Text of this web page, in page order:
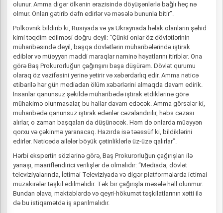
olunur. Amma digər ölkənin ərazisində döyüşənlərlə bağlı heç nə
olmur. Onları gətirib dəfn edirlər və məsələ bununla bitir”.
Polkovnik bildirib ki, Rusiyada və ya Ukraynada həlak olanların şəhid
kimi təqdim edilməsi doğru deyil: “Çünki onlar öz dövlətlərinin
müharibəsində deyil, başqa dövlətlərin müharibələrində iştirak
ediblər və müəyyən maddi maraqlar naminə həyatlarını itiriblər. Ona
görə Baş Prokurorluğun çağırışını başa düşürəm. Dövlət qurumu
olaraq öz vəzifəsini yerinə yetirir və xəbərdarlıq edir. Amma nəticə
etibarilə hər gün mediadan ölüm xəbərlərini almaqda davam edirik.
İnsanlar qanunsuz şəkildə müharibədə iştirak etdiklərinə görə
mühakimə olunmasalar, bu hallar davam edəcək. Amma görsələr ki,
müharibədə qanunsuz iştirak edənlər cəzalandırılır, həbs cəzası
alırlar, o zaman başqaları da düşünəcək. Həm də onlarda müəyyən
qorxu və çəkinmə yaranacaq. Hazırda isə təəssüf ki, bildiklərini
edirlər. Nəticədə ailələr böyük çətinliklərlə üz-üzə qalırlar”.
Hərbi ekspertin sözlərinə görə, Baş Prokurorluğun çağırışları ilə
yanaşı, maarifləndirici verilişlər də olmalıdır: “Mediada, dövlət
televiziyalarında, İctimai Televiziyada və digər platformalarda ictimai
müzakirələr təşkil edilməlidir. Tək bir çağırışla məsələ həll olunmur.
Bundan əlavə, məktəblərdə və qeyri-hökumət təşkilatlarının xətti ilə
də bu istiqamətdə iş aparılmalıdır.